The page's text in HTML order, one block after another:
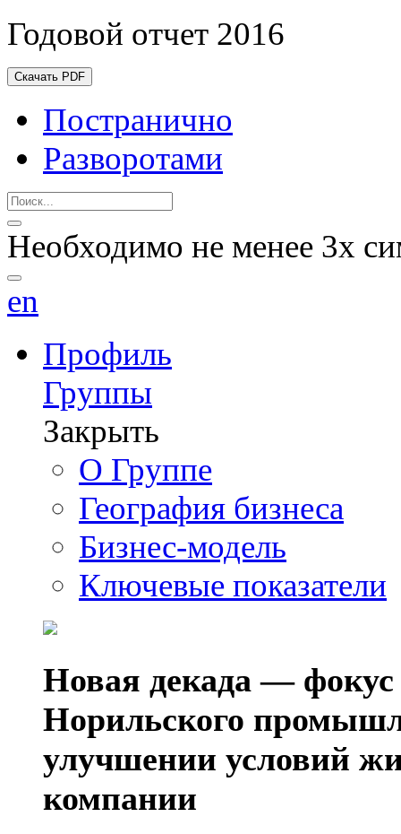
Годовой отчет 2016
Скачать PDF
Постранично
Разворотами
Необходимо не менее 3х
en
Профиль
Группы
Закрыть
О Группе
География бизнеса
Бизнес-модель
Ключевые показатели
Новая декада — фокус
Норильского
улучшении условий
компании